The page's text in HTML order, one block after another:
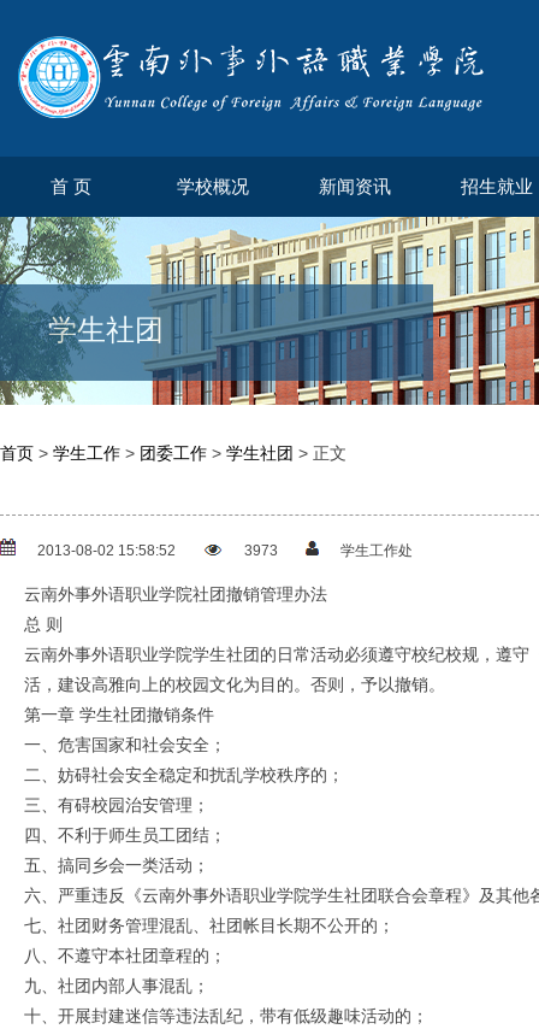
首 页 学校概况 新闻资讯 招生就业
学生社团
首页 > 学生工作 > 团委工作 > 学生社团 > 正文
2013-08-02 15:58:52 3973 学生工作处
云南外事外语职业学院社团撤销管理办法
总 则
云南外事外语职业学院学生社团的日常活动必须遵守校纪校规，遵
活，建设高雅向上的校园文化为目的。否则，予以撤销。
第一章 学生社团撤销条件
一、危害国家和社会安全；
二、妨碍社会安全稳定和扰乱学校秩序的；
三、有碍校园治安管理；
四、不利于师生员工团结；
五、搞同乡会一类活动；
六、严重违反《云南外事外语职业学院学生社团联合会章程》及其他
七、社团财务管理混乱、社团帐目长期不公开的；
八、不遵守本社团章程的；
九、社团内部人事混乱；
十、开展封建迷信等违法乱纪，带有低级趣味活动的；